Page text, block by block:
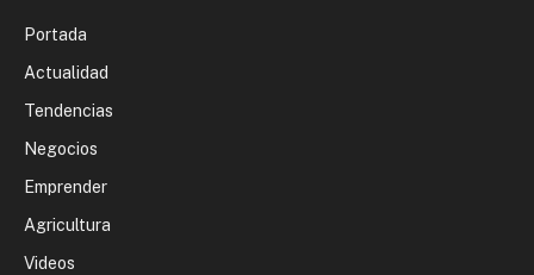
Portada
Actualidad
Tendencias
Negocios
Emprender
Agricultura
Videos